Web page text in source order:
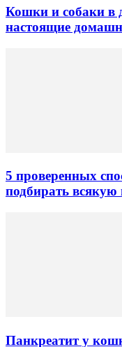
Кошки и собаки в
настоящие
5 проверенных
подбирать всякую
Панкреатит у